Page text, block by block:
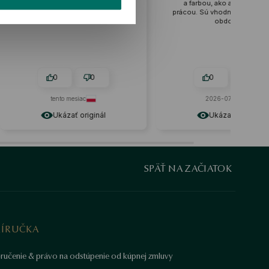
Ukázať originál
to vrátil bez problémov
tento mesiac
Ukázať originál
a farbou, ako aj starostlivou
prácou. Sú vhodné na každé ročné
obdobie.
2026-07-09
SPÄŤ NA ZAČIATOK
& právo na odstúpenie od kúpnej zmluvy